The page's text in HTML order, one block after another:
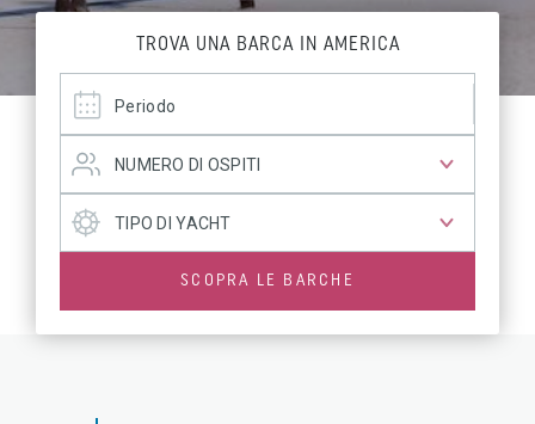
TROVA UNA BARCA IN AMERICA
SCOPRA LE BARCHE